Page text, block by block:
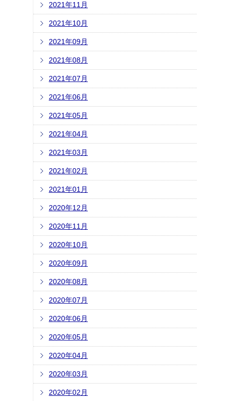
2021年11月
2021年10月
2021年09月
2021年08月
2021年07月
2021年06月
2021年05月
2021年04月
2021年03月
2021年02月
2021年01月
2020年12月
2020年11月
2020年10月
2020年09月
2020年08月
2020年07月
2020年06月
2020年05月
2020年04月
2020年03月
2020年02月